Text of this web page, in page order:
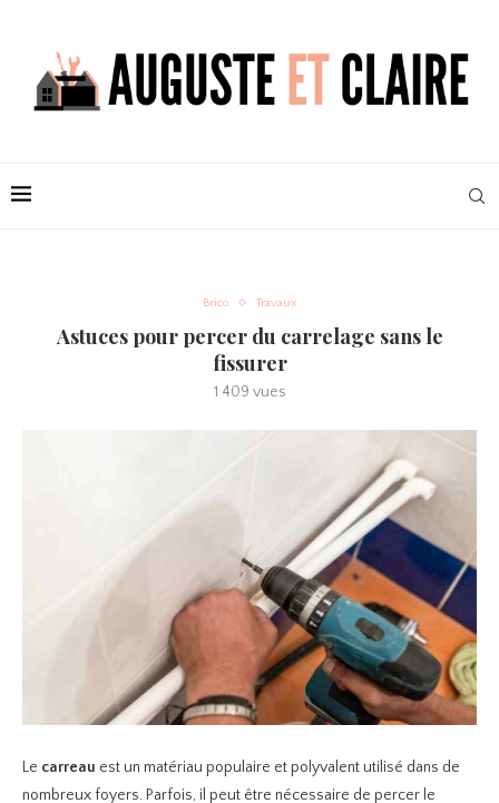
Brico Travaux
Astuces pour percer du carrelage sans le
fissurer
1 409 vues
Le carreau est un matériau populaire et polyvalent utilisé dans de
nombreux foyers. Parfois, il peut être nécessaire de percer le